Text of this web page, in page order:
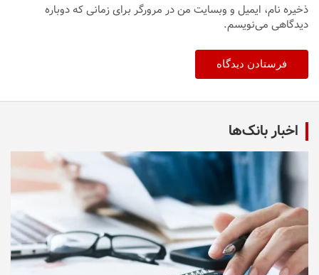
ذخیره نام، ایمیل و وبسایت من در مرورگر برای زمانی که دوباره
دیدگاهی می‌نویسم.
اخبار بانک‌ها